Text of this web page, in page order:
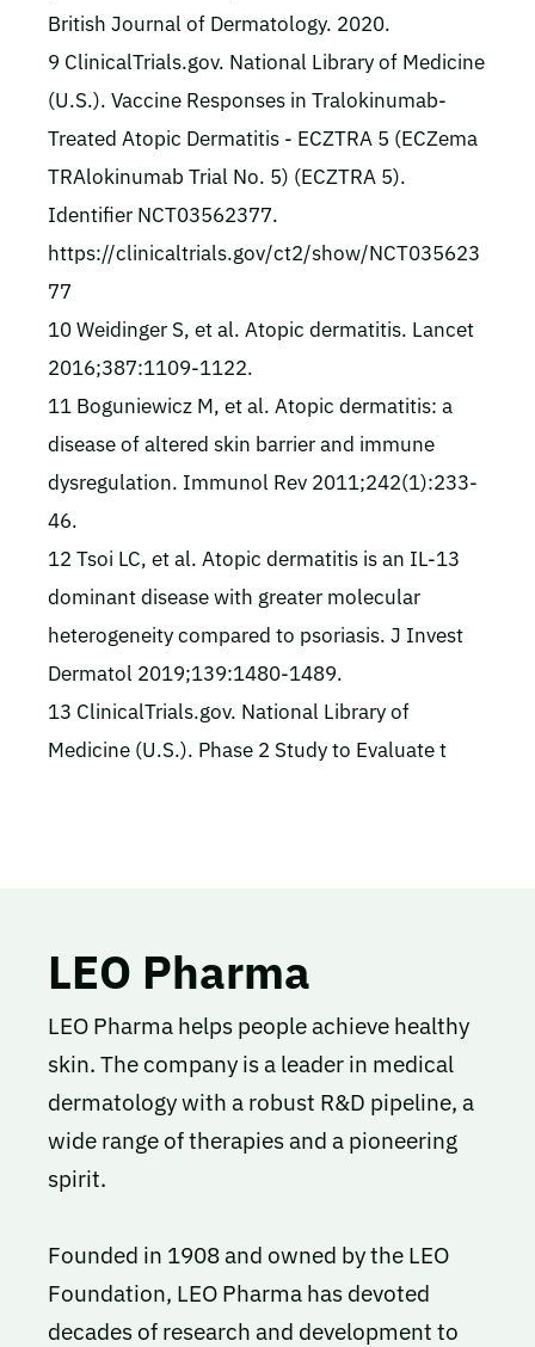
British Journal of Dermatology. 2020.
9 ClinicalTrials.gov. National Library of Medicine
(U.S.). Vaccine Responses in Tralokinumab-
Treated Atopic Dermatitis - ECZTRA 5 (ECZema
TRAlokinumab Trial No. 5) (ECZTRA 5).
Identifier NCT03562377.
https://clinicaltrials.gov/ct2/show/NCT035623
77
10 Weidinger S, et al. Atopic dermatitis. Lancet
2016;387:1109-1122.
11 Boguniewicz M, et al. Atopic dermatitis: a
disease of altered skin barrier and immune
dysregulation. Immunol Rev 2011;242(1):233-
46.
12 Tsoi LC, et al. Atopic dermatitis is an IL-13
dominant disease with greater molecular
heterogeneity compared to psoriasis. J Invest
Dermatol 2019;139:1480-1489.
13 ClinicalTrials.gov. National Library of
Medicine (U.S.). Phase 2 Study to Evaluate t
LEO Pharma
LEO Pharma helps people achieve healthy
skin. The company is a leader in medical
dermatology with a robust R&D pipeline, a
wide range of therapies and a pioneering
spirit.
Founded in 1908 and owned by the LEO
Foundation, LEO Pharma has devoted
decades of research and development to